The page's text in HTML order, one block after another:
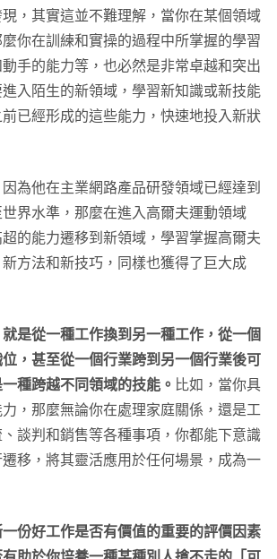
，其實這並不難理解，當你在某個領域
你在訓練和實操的過程中所掌握的學習
手的能力等，也必然是非常卓越和突出
入陌生的新領域，學習新知識或新技能
已經形成的這些能力，快速地投入新狀
為他在主業網路產品研發領域已經達到
界水準，那麼在進入高爾夫運動領域
的能力遷移到新領域，學習掌握高爾夫
方法和新技巧，同樣也獲得了巨大成
是從一種工作換到另一種工作，從一個
，甚至從一個行業跨到另一個行業後可
種跨越不同領域的技能。 比如，當你具
，那麼無論你在處理家庭關係，還是工
談判和銷售等各種事項，你都能下意識
移，將其靈活應用於任何場景，成為一
份好工作是否有價值的重要的評價因素